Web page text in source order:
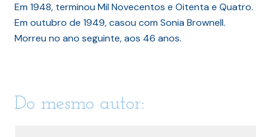
Em 1948, terminou Mil Novecentos e Oitenta e Quatro.
Em outubro de 1949, casou com Sonia Brownell.
Morreu no ano seguinte, aos 46 anos.
Do mesmo autor: